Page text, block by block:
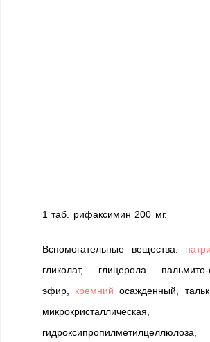
1 таб. рифаксимин 200 мг.
Вспомогательные вещества:
гликолат, глицерола пальмито-
эфир, кремний осажденный,
микрокристаллическая,